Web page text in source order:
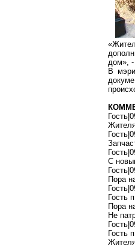
дом», -
В
С
Пора
Гость
Пора
Не
Гость